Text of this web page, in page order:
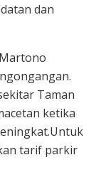
dan
Taman
ketika
tarif parkir